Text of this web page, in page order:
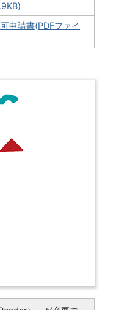
申請書(PDFファイ